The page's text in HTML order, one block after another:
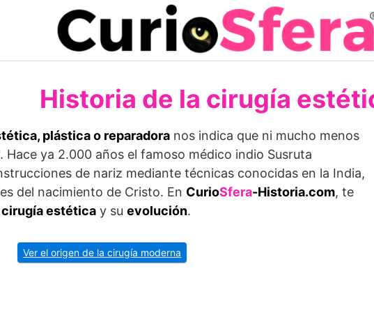
Historia de la cirugía
plástica o reparadora nos indica que ni mucho menos
Hace ya 2.000 años el famoso médico indio Susruta
de nariz mediante técnicas conocidas en la India,
del nacimiento de Cristo. En CurioSfera-Historia.com, te
estética y su evolución.
Ver el origen de la cirugía moderna